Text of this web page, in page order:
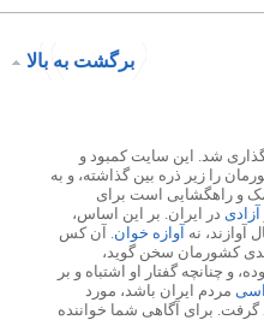
برگشت به بالا
در ۱۳ اسفند ۱۳۸۷ پایه گذاری شد. این سایت کمبود و
را زیر ذره بین گذاشته، و به
و راهگشایی است برای
آزادی در ایران. بر این اساس،
آوازند، نه آوازه خوان. آن کس
کشورمان سخن گوید،
و چنانچه گفتار او اشتباه و بر
مردم ایران باشد، مورد
گرفت. برای آگاهی شما خواننده